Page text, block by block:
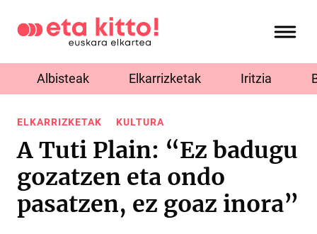
Albisteak Elkarrizketak Iritzia
ELKARRIZKETAK KULTURA
A Tuti Plain: “Ez badugu
gozatzen eta ondo
pasatzen, ez goaz inora”